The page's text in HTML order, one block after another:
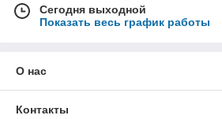
Сегодня выходной
Показать весь график работы
О нас
Контакты